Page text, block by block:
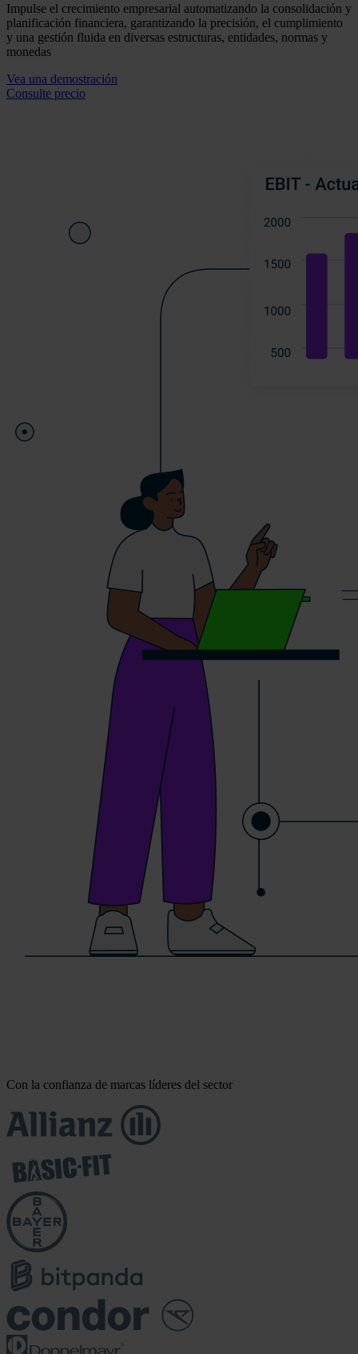
Impulse el crecimiento empresarial automatizando la consolidación y
planificación financiera, garantizando la precisión, el cumplimiento
y una gestión fluida en diversas estructuras, entidades, normas y
monedas
Vea una demostración
Consulte precio
Con la confianza de marcas líderes del sector